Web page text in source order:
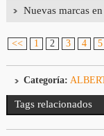
Nuevas marcas
<< 1 2 3 4 5
Categoría:
Tags relacionados